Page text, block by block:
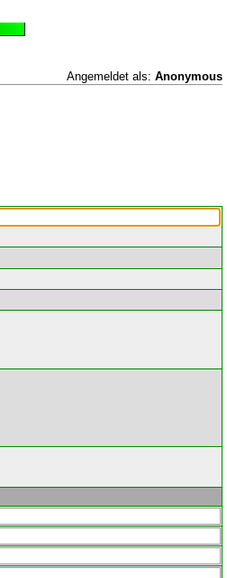
Angemeldet als: Anonymous